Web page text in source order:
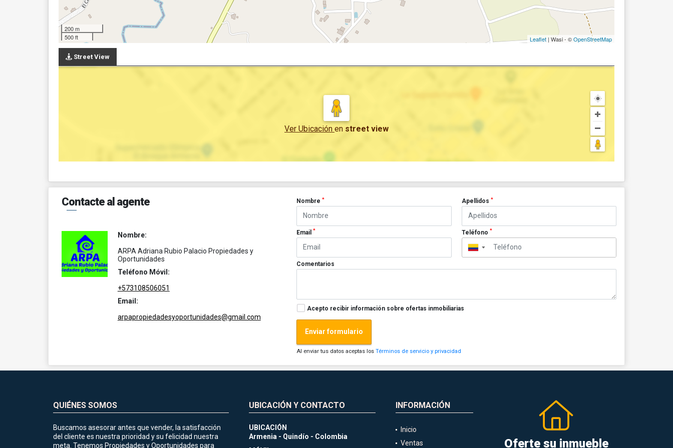
200 m
500 ft
Leaflet | Wasi - ©OpenStreetMap
Street View
Ver Ubicación en street view
Contacte al agente
Nombre:
ARPA Adriana Rubio Palacio Propiedades y
Oportunidades
Teléfono Móvil:
+573108506051
Email:
arpapropiedadesyoportunidades@gmail.com
Nombre* Apellidos *
Email* Teléfono *
▼
Comentarios
Acepto recibir información sobre ofertas inmobiliarias
Enviar formulario
Al enviar tus datos aceptas losTérminos de servicio y privacidad
QUIÉNES SOMOS
Buscamos asesorar antes que vender, la satisfacción
del cliente es nuestra prioridad y su felicidad nuestra
meta. Tenemos Propiedades y Oportunidades para
UBICACIÓN Y CONTACTO
UBICACIÓN
Armenia - Quindío - Colombia
INFORMACIÓN
Inicio
Ventas
Oferte su inmueble